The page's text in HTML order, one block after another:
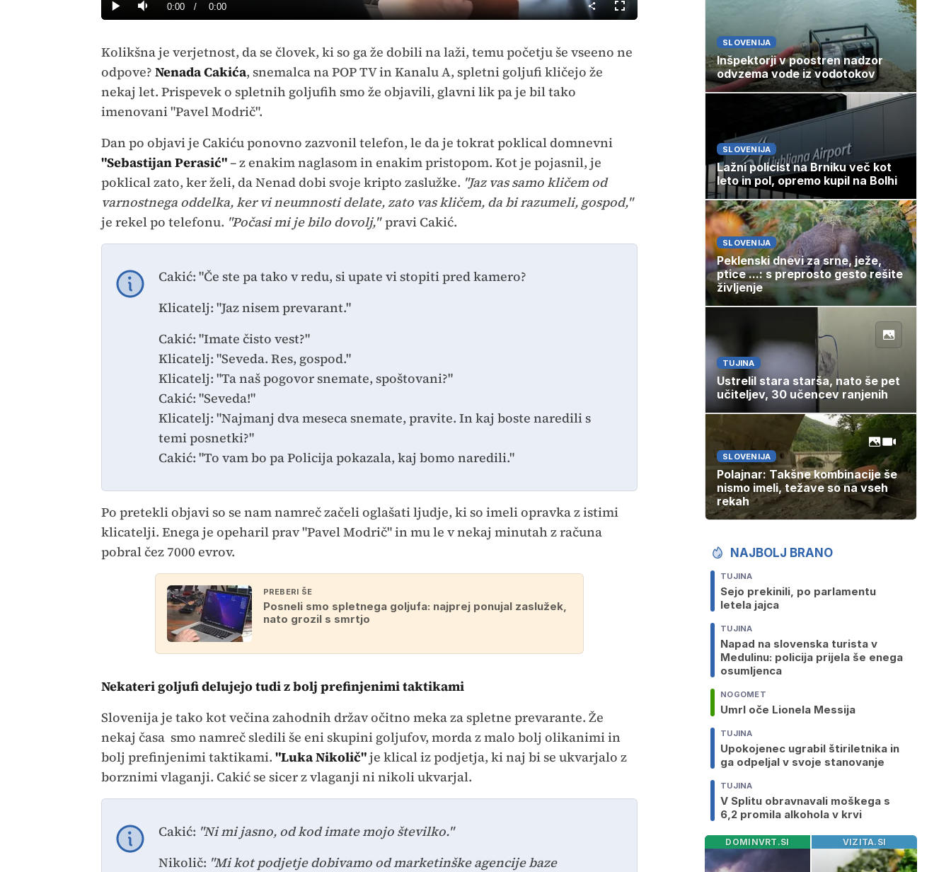
PredvajajTiho Current
0:00 / Duration
0:00
Celozaslonski
način
Kolikšna je verjetnost, da se človek, ki so ga že dobili na laži, temu početju še vseeno ne
odpove? Nenada Cakića, snemalca na POP TV in Kanalu A, spletni goljufi kličejo že
nekaj let. Prispevek o spletnih goljufih smo že objavili, glavni lik pa je bil tako
imenovani "Pavel Modrič".
Dan po objavi je Cakiću ponovno zazvonil telefon, le da je tokrat poklical domnevni
"Sebastijan Perasić"– z enakim naglasom in enakim pristopom. Kot je pojasnil, je
poklical zato, ker želi, da Nenad dobi svoje kripto zaslužke. "Jaz vas samo kličem od
varnostnega oddelka, ker vi neumnosti delate, zato vas kličem, da bi razumeli, gospod,"
je rekel po telefonu. "Počasi mi je bilo dovolj,"pravi Cakić.
Cakić: "Če ste pa tako v redu, si upate vi stopiti pred kamero?
Klicatelj: "Jaz nisem prevarant."
Cakić: "Imate čisto vest?"
Klicatelj: "Seveda. Res, gospod."
Klicatelj: "Ta naš pogovor snemate, spoštovani?"
Cakić: "Seveda!"
Klicatelj: "Najmanj dva meseca snemate, pravite. In kaj boste naredili s
temi posnetki?"
Cakić: "To vam bo pa Policija pokazala, kaj bomo naredili."
Po pretekli objavi so se nam namreč začeli oglašati ljudje, ki so imeli opravka z istimi
klicatelji. Enega je opeharil prav "Pavel Modrič" in mu le v nekaj minutah z računa
pobral čez 7000 evrov.
PREBERI ŠE
Posneli smo spletnega goljufa: najprej ponujal zaslužek,
nato grozil s smrtjo
Nekateri goljufi delujejo tudi z bolj prefinjenimi taktikami
Slovenija je tako kot večina zahodnih držav očitno meka za spletne prevarante. Že
nekaj časa smo namreč sledili še eni skupini goljufov, morda z malo bolj olikanimi in
bolj prefinjenimi taktikami. "Luka Nikolič"je klical iz podjetja, ki naj bi se ukvarjalo z
borznimi vlaganji. Cakić se sicer z vlaganji ni nikoli ukvarjal.
Cakić: "Ni mi jasno, od kod imate mojo številko."
Nikolič: "Mi kot podjetje dobivamo od marketinške agencije baze
SLOVENIJA
Inšpektorji v poostren nadzor
odvzema vode iz vodotokov
SLOVENIJA
Lažni policist na Brniku več kot
leto in pol, opremo kupil na Bolhi
SLOVENIJA
Peklenski dnevi za srne, ježe,
ptice ...: s preprosto gesto rešite
življenje
TUJINA
Ustrelil stara starša, nato še pet
učiteljev, 30 učencev ranjenih
SLOVENIJA
Polajnar: Takšne kombinacije še
nismo imeli, težave so na vseh
rekah
NAJBOLJ BRANO
TUJINA
Sejo prekinili, po parlamentu
letela jajca
TUJINA
Napad na slovenska turista v
Medulinu: policija prijela še enega
osumljenca
NOGOMET
Umrl oče Lionela Messija
TUJINA
Upokojenec ugrabil štiriletnika in
ga odpeljal v svoje stanovanje
TUJINA
V Splitu obravnavali moškega s
6,2 promila alkohola v krvi
DOMINVRT.SI VIZITA.SI